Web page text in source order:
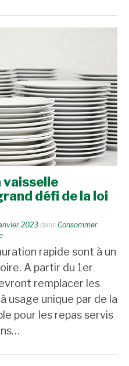
vaisselle
défi de la loi
2023dans Consommer
rapide sont à un
A partir du 1er
remplacer les
usage unique par de la
pour les repas servis